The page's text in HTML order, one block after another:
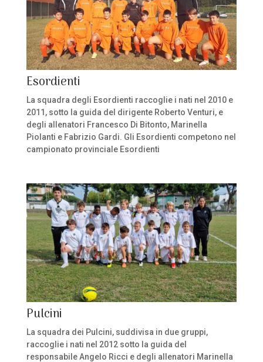
Esordienti
La squadra degli Esordienti raccoglie i nati nel 2010 e
2011, sotto la guida del dirigente Roberto Venturi, e
degli allenatori Francesco Di Bitonto, Marinella
Piolanti e Fabrizio Gardi. Gli Esordienti competono nel
campionato provinciale Esordienti
Pulcini
La squadra dei Pulcini, suddivisa in due gruppi,
raccoglie i nati nel 2012 sotto la guida del
responsabile Angelo Ricci e degli allenatori Marinella